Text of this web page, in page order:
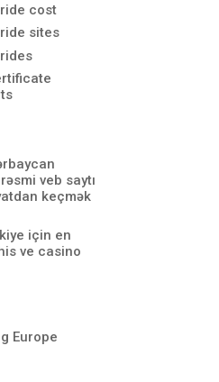
cost
sites
veb saytı
keçmək
için en
ve casino
Europe